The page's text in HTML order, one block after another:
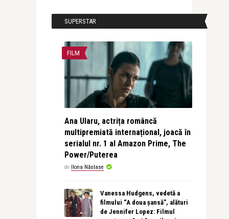
SUPERSTAR
FILM
Ana Ularu, actrița româncă
multipremiată internațional, joacă în
serialul nr. 1 al Amazon Prime, The
Power/Puterea
de Ilona Năstase
Vanessa Hudgens, vedetă a
filmului “A doua șansă”, alături
de Jennifer Lopez: Filmul